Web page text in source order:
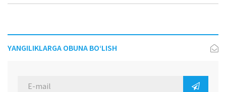
YANGILIKLARGA OBUNA BO‘LISH